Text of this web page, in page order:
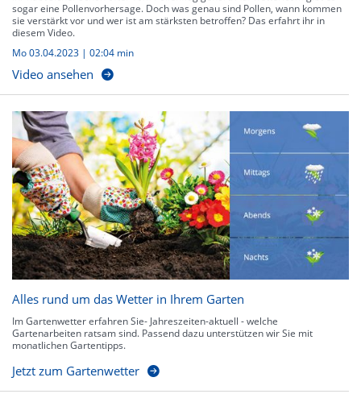
sogar eine Pollenvorhersage. Doch was genau sind Pollen, wann kommen
sie verstärkt vor und wer ist am stärksten betroffen? Das erfahrt ihr in
diesem Video.
Mo 03.04.2023 | 02:04 min
Video ansehen
Alles rund um das Wetter in Ihrem Garten
Im Gartenwetter erfahren Sie- Jahreszeiten-aktuell - welche
Gartenarbeiten ratsam sind. Passend dazu unterstützen wir Sie mit
monatlichen Gartentipps.
Jetzt zum Gartenwetter